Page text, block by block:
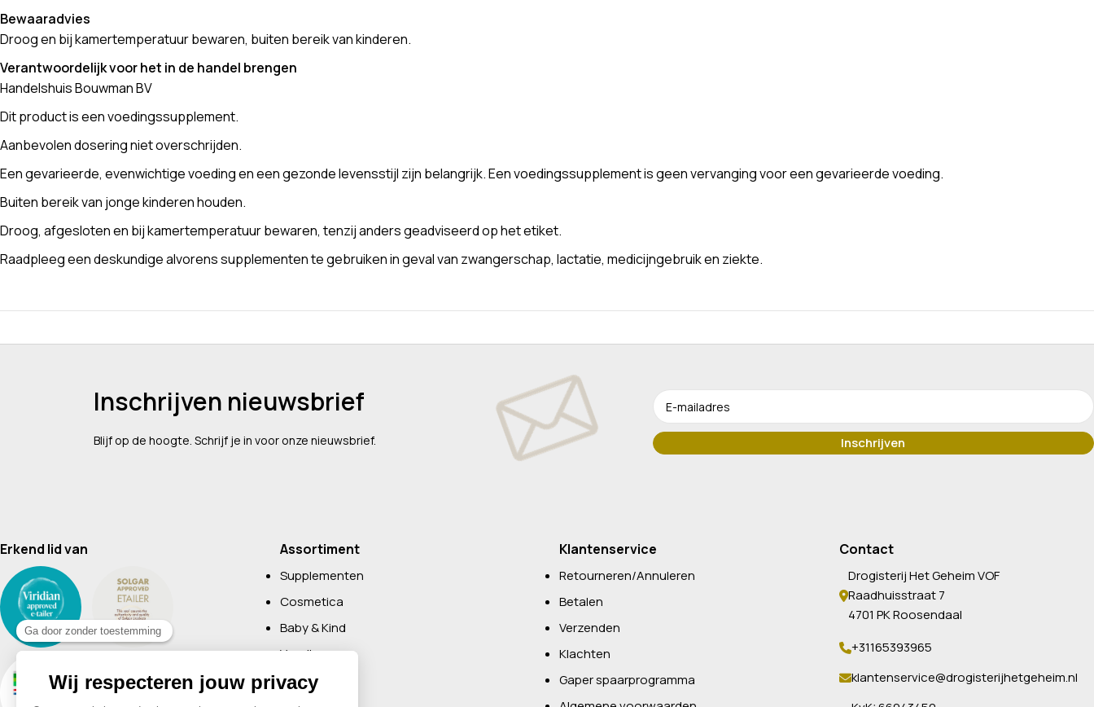
Bewaaradvies
Droog en bij kamertemperatuur bewaren, buiten bereik van kinderen.
Verantwoordelijk voor het in de handel brengen
Handelshuis Bouwman BV
Dit product is een voedingssupplement.
Aanbevolen dosering niet overschrijden.
Een gevarieerde, evenwichtige voeding en een gezonde levensstijl zijn belangrijk. Een voedingssupplement is geen vervanging voor een gevarieerde voeding.
Buiten bereik van jonge kinderen houden.
Droog, afgesloten en bij kamertemperatuur bewaren, tenzij anders geadviseerd op het etiket.
Raadpleeg een deskundige alvorens supplementen te gebruiken in geval van zwangerschap, lactatie, medicijngebruik en ziekte.
Inschrijven nieuwsbrief
Blijf op de hoogte. Schrijf je in voor onze nieuwsbrief.
Erkend lid van Assortiment
Supplementen
Cosmetica
Baby & Kind
Voeding
Boeken
Klantenservice
Retourneren/Annuleren
Betalen
Verzenden
Klachten
Gaper spaarprogramma
Contact
Drogisterij Het Geheim VOF
Raadhuisstraat 7
4701 PK Roosendaal
+31165393965
klantenservice@drogisterijhetgeheim.nl